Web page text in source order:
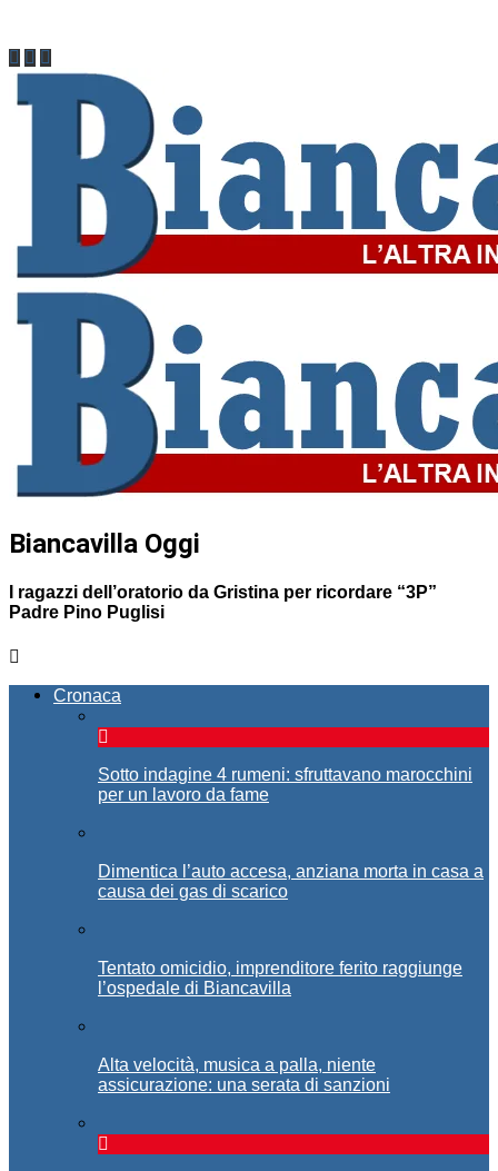
Biancavilla Oggi
I ragazzi dell’oratorio da Gristina per ricordare “3P”
Padre Pino Puglisi
Cronaca
Sotto indagine 4 rumeni: sfruttavano marocchini
per un lavoro da fame
Dimentica l’auto accesa, anziana morta in casa a
causa dei gas di scarico
Tentato omicidio, imprenditore ferito raggiunge
l’ospedale di Biancavilla
Alta velocità, musica a palla, niente
assicurazione: una serata di sanzioni